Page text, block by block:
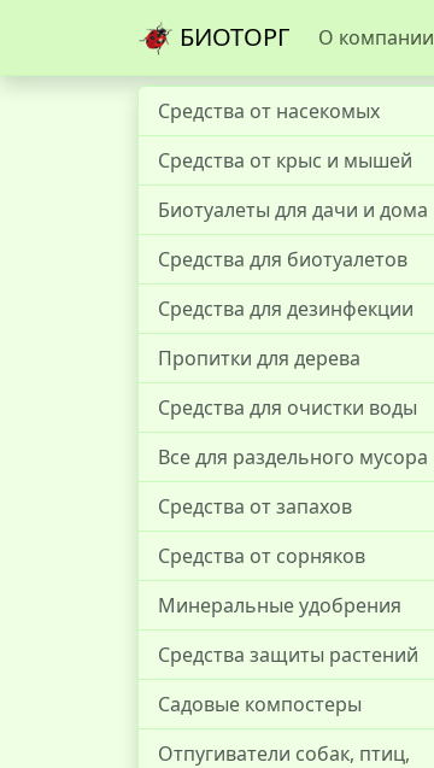
БИОТОРГ О компании
Средства от насекомых
Средства от крыс и мышей
Биотуалеты для дачи и дома
Средства для биотуалетов
Средства для дезинфекции
Пропитки для дерева
Средства для очистки воды
Все для раздельного мусора
Средства от запахов
Средства от сорняков
Минеральные удобрения
Средства защиты растений
Садовые компостеры
Отпугиватели собак, птиц,